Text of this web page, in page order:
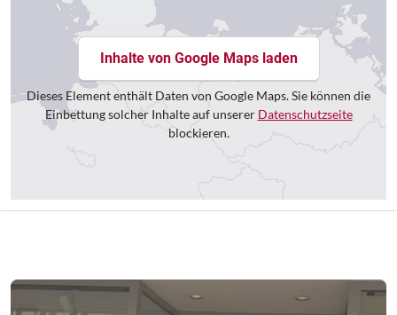
Inhalte von Google Maps laden
Dieses Element enthält Daten von Google Maps. Sie können die
Einbettung solcher Inhalte auf unserer Datenschutzseite
blockieren.